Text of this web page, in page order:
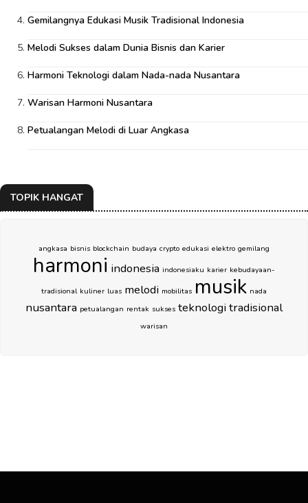
Gemilangnya Edukasi Musik Tradisional Indonesia
Melodi Sukses dalam Dunia Bisnis dan Karier
Harmoni Teknologi dalam Nada-nada Nusantara
Warisan Harmoni Nusantara
Petualangan Melodi di Luar Angkasa
TOPIK HANGAT
angkasa bisnis blockchain budaya crypto edukasi elektro gemilang
harmoni indonesia indonesiaku karier kebudayaan-
tradisional kuliner luas melodi mobilitas musik nada
nusantara petualangan rentak sukses teknologitradisional
warisan